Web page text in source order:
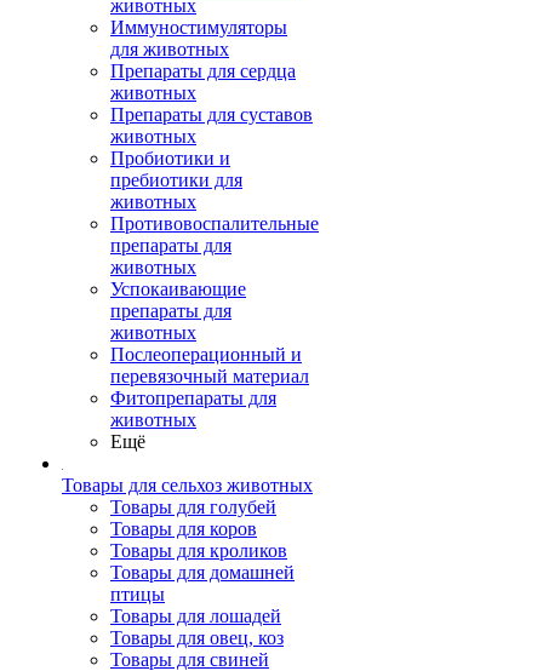
животных
Иммуностимуляторы
для животных
Препараты для сердца
животных
Препараты для суставов
животных
Пробиотики и
пребиотики для
животных
Противовоспалительные
препараты для
животных
Успокаивающие
препараты для
животных
Послеоперационный и
перевязочный материал
Фитопрепараты для
животных
Ещё
Товары для сельхоз животных
Товары для голубей
Товары для коров
Товары для кроликов
Товары для домашней
птицы
Товары для лошадей
Товары для овец, коз
Товары для свиней